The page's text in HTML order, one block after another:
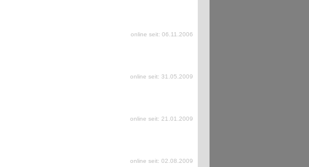
online seit: 06.11.2006
online seit: 31.05.2009
online seit: 21.01.2009
online seit: 02.08.2009